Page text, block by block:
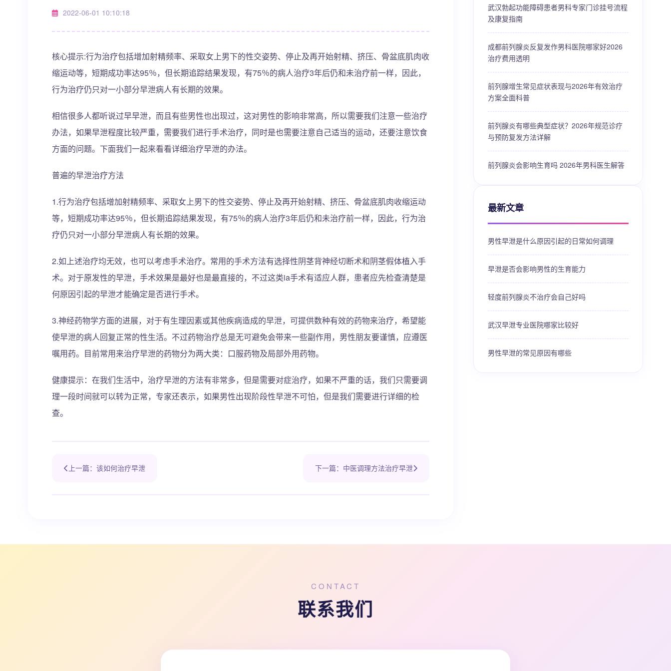
2022-06-01 10:10:18
核心提示:行为治疗包括增加射精频率、采取女上男下的性交姿势、停止及再开始射精、挤压、骨盆底肌肉收
缩运动等，短期成功率达95％，但长期追踪结果发现，有75％的病人治疗3年后仍和未治疗前一样，因此，
行为治疗仍只对一小部分早泄病人有长期的效果。
相信很多人都听说过早早泄，而且有些男性也出现过，这对男性的影响非常高，所以需要我们注意一些治疗
办法，如果早泄程度比较严重，需要我们进行手术治疗，同时是也需要注意自己适当的运动，还要注意饮食
方面的问题。下面我们一起来看看详细治疗早泄的办法。
普遍的早泄治疗方法
1.行为治疗包括增加射精频率、采取女上男下的性交姿势、停止及再开始射精、挤压、骨盆底肌肉收缩运动
等，短期成功率达95％，但长期追踪结果发现，有75％的病人治疗3年后仍和未治疗前一样，因此，行为治
疗仍只对一小部分早泄病人有长期的效果。
2.如上述治疗均无效，也可以考虑手术治疗。常用的手术方法有选择性阴茎背神经切断术和阴茎假体植入手
术。对于原发性的早泄，手术效果是最好也是最直接的，不过这类ia手术有适应人群，患者应先检查清楚是
何原因引起的早泄才能确定是否进行手术。
3.神经药物学方面的进展，对于有生理因素或其他疾病造成的早泄，可提供数种有效的药物来治疗，希望能
使早泄的病人回复正常的性生活。不过药物治疗总是无可避免会带来一些副作用，男性朋友要谨慎，应遵医
嘱用药。目前常用来治疗早泄的药物分为两大类：口服药物及局部外用药物。
健康提示：在我们生活中，治疗早泄的方法有非常多，但是需要对症治疗，如果不严重的话，我们只需要调
理一段时间就可以转为正常，专家还表示，如果男性出现阶段性早泄不可怕，但是我们需要进行详细的检
查。
上一篇：该如何治疗早泄 下一篇：中医调理方法治疗早泄
武汉勃起功能障碍患者男科专家门诊挂号流程
及康复指南
成都前列腺炎反复发作男科医院哪家好2026
治疗费用透明
前列腺增生常见症状表现与2026年有效治疗
方案全面科普
前列腺炎有哪些典型症状？2026年规范诊疗
与预防复发方法详解
前列腺炎会影响生育吗 2026年男科医生解答
最新文章
男性早泄是什么原因引起的日常如何调理
早泄是否会影响男性的生育能力
轻度前列腺炎不治疗会自己好吗
武汉早泄专业医院哪家比较好
男性早泄的常见原因有哪些
CONTACT
联系我们